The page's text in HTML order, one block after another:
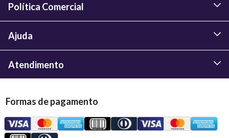
Política Comercial
Ajuda
Atendimento
Formas de pagamento